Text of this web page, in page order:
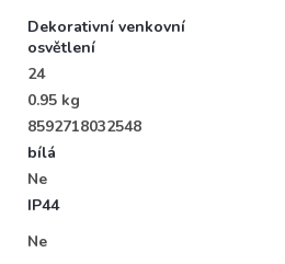
Dekorativní venkovní
osvětlení
24
0.95 kg
8592718032548
bílá
Ne
IP44
Ne